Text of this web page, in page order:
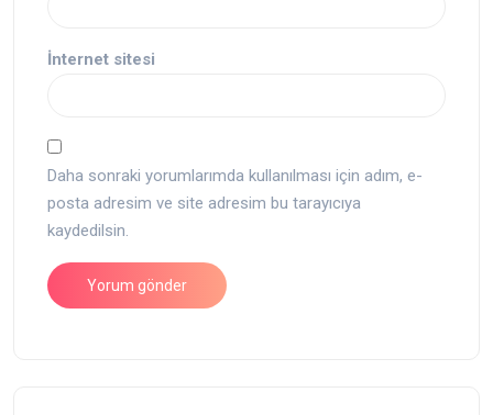
İnternet sitesi
Daha sonraki yorumlarımda kullanılması için adım, e-
posta adresim ve site adresim bu tarayıcıya
kaydedilsin.